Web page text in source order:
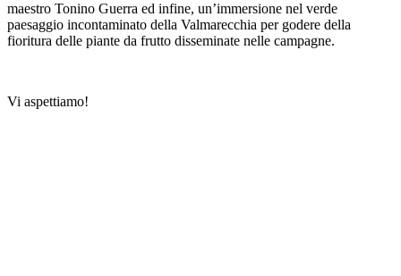
maestro Tonino Guerra ed infine, un’immersione nel verde
paesaggio incontaminato della Valmarecchia per godere della
fioritura delle piante da frutto disseminate nelle campagne.
Vi aspettiamo!